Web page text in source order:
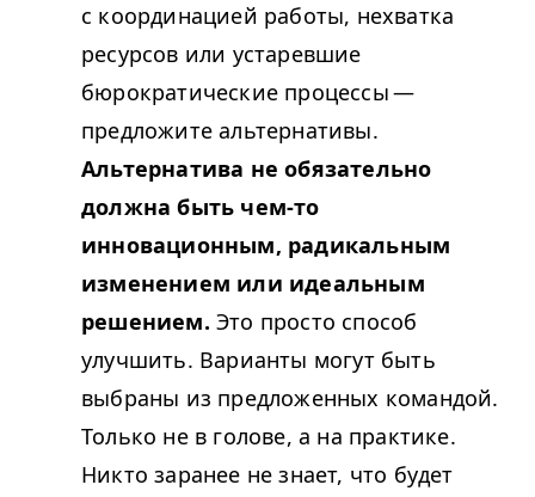
с координацией работы, нехватка
ресурсов или устаревшие
бюрократические процессы —
предложите альтернативы.
Альтернатива не обязательно
должна быть чем-то
инновационным, радикальным
изменением или идеальным
решением. Это просто способ
улучшить. Варианты могут быть
выбраны из предложенных командой.
Только не в голове, а на практике.
Никто заранее не знает, что будет